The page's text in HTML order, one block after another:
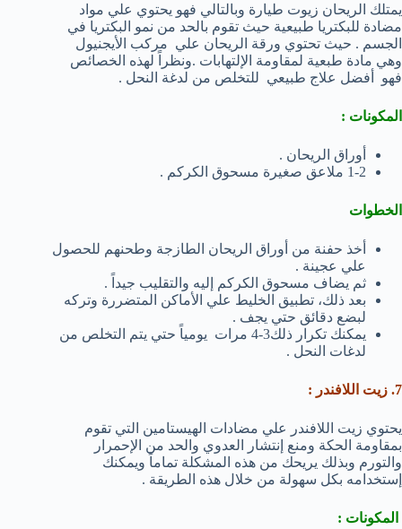
يمتلك الريحان زيوت طيارة وبالتالي فهو يحتوي علي مواد
مضادة للبكتريا طبيعية حيث تقوم بالحد من نمو البكتريا في
الجسم . حيث تحتوي ورقة الريحان علي مركب الأيجنيول
وهي مادة طبعية لمقاومة الإلتهابات .ونظراً لهذه الخصائص
فهو أفضل علاج طبيعي للتخلص من لدغة النحل .
المكونات :
أوراق الريحان .
1-2 ملاعق صغيرة مسحوق الكركم .
الخطوات
أخذ حفنة من أوراق الريحان الطازجة وطحنهم للحصول
علي عجينة .
ثم يضاف مسحوق الكركم إليه والتقليب جيداً .
بعد ذلك، تطبيق الخليط علي الأماكن المتضررة وتركه
لبضع دقائق حتي يجف .
يمكنك تكرار ذلك3-4 مرات يومياً حتي يتم التخلص من
لدغات النحل .
7. زيت اللافندر :
يحتوي زيت اللافندر علي مضادات الهيستامين التي تقوم
بمقاومة الحكة ومنع إنتشار العدوي والحد من الإحمرار
والتورم وبذلك يريحك من هذه المشكلة تماماً ويمكنك
إستخدامه بكل سهولة من خلال هذه الطريقة .
المكونات :